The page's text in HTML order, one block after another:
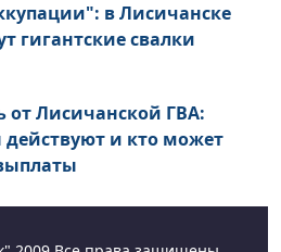
в Лисичанске
гигантские свалки
Лисичанской ГВА:
и кто может